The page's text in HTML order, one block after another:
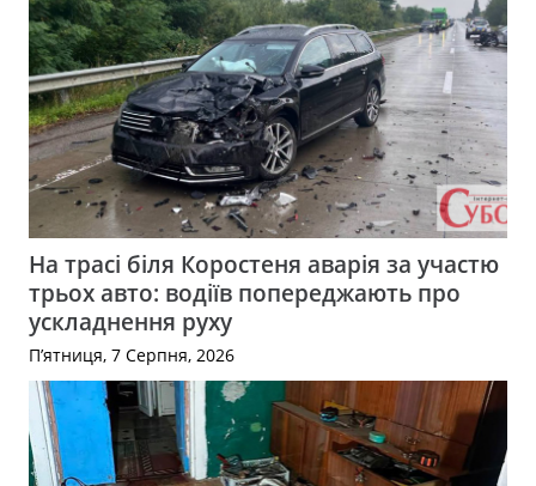
На трасі біля Коростеня аварія за участю
трьох авто: водіїв попереджають про
ускладнення руху
П’ятниця, 7 Серпня, 2026